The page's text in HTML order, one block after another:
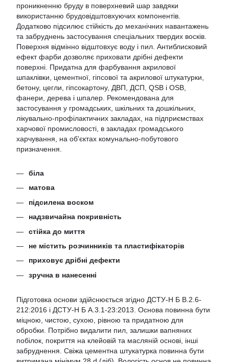
проникненню бруду в поверхневий шар завдяки
використанню брудовідштовхуючих компонентів.
Додатково підсилює стійкість до механічних навантажень
та забруднень застосування спеціальних твердих восків.
Поверхня відмінно відштовхує воду і пил. Антиблисковий
ефект фарби дозволяє приховати дрібні дефекти
поверхні. Придатна для фарбування акрилової
шпаклівки, цементної, гіпсової та акрилової штукатурки,
бетону, цегли, гіпсокартону, ДВП, ДСП, QSB і OSB,
фанери, дерева і шпалер. Рекомендована для
застосування у громадських, шкільних та дошкільних,
лікувально-профілактичних закладах, на підприємствах
харчової промисловості, в закладах громадського
харчування, на об'єктах комунально-побутового
призначення.
біла
матова
підсилена воском
надзвичайна покривність
стійка до миття
не містить розчинників та пластифікаторів
приховує дрібні дефекти
зручна в нанесенні
Підготовка основи здійснюється згідно ДСТУ-Н Б В.2.6-
212:2016 і ДСТУ-Н Б А.3.1-23:2013. Основа повинна бути
міцною, чистою, сухою, рівною та придатною для
обробки. Потрібно видалити пил, залишки вапняних
побілок, покриття на клейовій та масляній основі, інші
забруднення. Свіжа цементна штукатурка повинна бути